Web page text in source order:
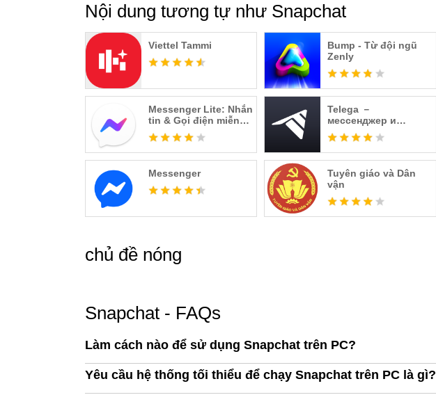
Nội dung tương tự như Snapchat
Viettel Tammi
Bump - Từ đội ngũ
Zenly
Messenger Lite: Nhắn
tin & Gọi điện miễn
phí
Telega －
мессенджер и
звонки
Messenger
Tuyên giáo và Dân
vận
chủ đề nóng
Snapchat - FAQs
Làm cách nào để sử dụng Snapchat trên PC?
Yêu cầu hệ thống tối thiểu để chạy Snapchat trên PC là gì?